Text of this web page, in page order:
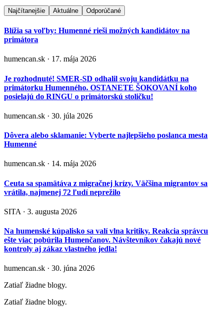
Najčítanejšie Aktuálne Odporúčané
Blížia sa voľby: Humenné rieši možných kandidátov na
primátora
humencan.sk · 17. mája 2026
Je rozhodnuté! SMER-SD odhalil svoju kandidátku na
primátorku Humenného. OSTANETE ŠOKOVANÍ koho
posielajú do RINGU o primátorskú stoličku!
humencan.sk · 30. júla 2026
Dôvera alebo sklamanie: Vyberte najlepšieho poslanca mesta
Humenné
humencan.sk · 14. mája 2026
Ceuta sa spamätáva z migračnej krízy. Väčšina migrantov sa
vrátila, najmenej 72 ľudí neprežilo
SITA · 3. augusta 2026
Na humenské kúpalisko sa valí vlna kritiky. Reakcia správcu
ešte viac pobúrila Humenčanov. Návštevníkov čakajú nové
kontroly aj zákaz vlastného jedla!
humencan.sk · 30. júna 2026
Zatiaľ žiadne blogy.
Zatiaľ žiadne blogy.